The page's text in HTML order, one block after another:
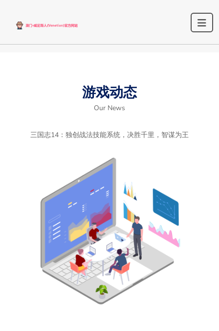
游戏动态
Our News
三国志14：独创战法技能系统，决胜千里，智谋为王